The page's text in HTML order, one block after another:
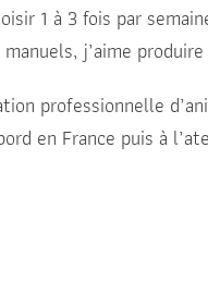
1 à 3 fois par
j’aime
professionnelle
en France puis à